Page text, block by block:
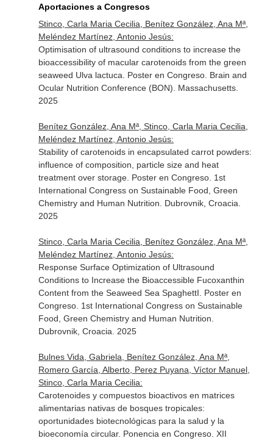
Aportaciones a Congresos
Stinco, Carla Maria Cecilia, Benítez González, Ana Mª,
Meléndez Martínez, Antonio Jesús:
Optimisation of ultrasound conditions to increase the
bioaccessibility of macular carotenoids from the green
seaweed Ulva lactuca. Poster en Congreso. Brain and
Ocular Nutrition Conference (BON). Massachusetts.
2025
Benítez González, Ana Mª, Stinco, Carla Maria Cecilia,
Meléndez Martínez, Antonio Jesús:
Stability of carotenoids in encapsulated carrot powders:
influence of composition, particle size and heat
treatment over storage. Poster en Congreso. 1st
International Congress on Sustainable Food, Green
Chemistry and Human Nutrition. Dubrovnik, Croacia.
2025
Stinco, Carla Maria Cecilia, Benítez González, Ana Mª,
Meléndez Martínez, Antonio Jesús:
Response Surface Optimization of Ultrasound
Conditions to Increase the Bioaccessible Fucoxanthin
Content from the Seaweed Sea SpaghettI. Poster en
Congreso. 1st International Congress on Sustainable
Food, Green Chemistry and Human Nutrition.
Dubrovnik, Croacia. 2025
Bulnes Vida, Gabriela, Benítez González, Ana Mª,
Romero García, Alberto, Perez Puyana, Víctor Manuel,
Stinco, Carla Maria Cecilia:
Carotenoides y compuestos bioactivos en matrices
alimentarias nativas de bosques tropicales:
oportunidades biotecnológicas para la salud y la
bioeconomía circular. Ponencia en Congreso. XII